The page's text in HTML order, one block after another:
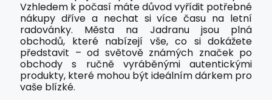
Vzhledem k počasí máte důvod vyřídit potřebné
nákupy dříve a nechat si více času na letní
radovánky. Města na Jadranu jsou plná
obchodů, které nabízejí vše, co si dokážete
představit – od světově známých značek po
obchody s ručně vyráběnými autentickými
produkty, které mohou být ideálním dárkem pro
vaše blízké.